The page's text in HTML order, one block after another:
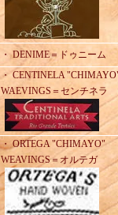
・ DENIME＝ドゥニーム
・ CENTINELA
WAEVINGS＝センチネラ
・ ORTEGA "CHIMAYO"
WEAVINGS＝オルテガ